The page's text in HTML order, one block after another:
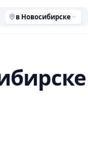
в Новосибирске